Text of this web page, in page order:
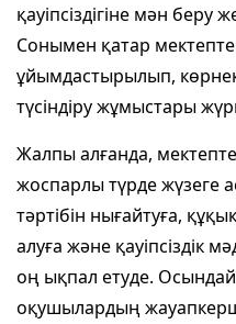
қауіпсіздігіне мән беру
Сонымен қатар
ұйымдастырылып,
түсіндіру жұмыстары
Жалпы алғанда,
жоспарлы түрде
тәртібін нығайтуға,
алуға және қауіпсіздік
оң ықпал етуде.
оқушылардың